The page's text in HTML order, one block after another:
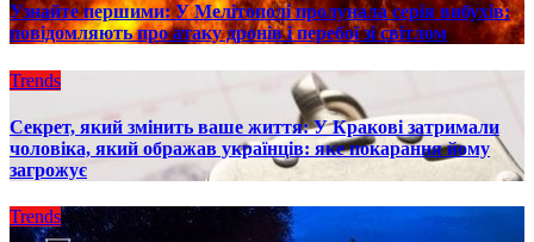
Узнайте першими: У Мелітополі пролунала серія вибухів:
повідомляють про атаку дронів і перебої зі світлом
Trends
Секрет, який змінить ваше життя: У Кракові затримали
чоловіка, який ображав українців: яке покарання йому
загрожує
Trends